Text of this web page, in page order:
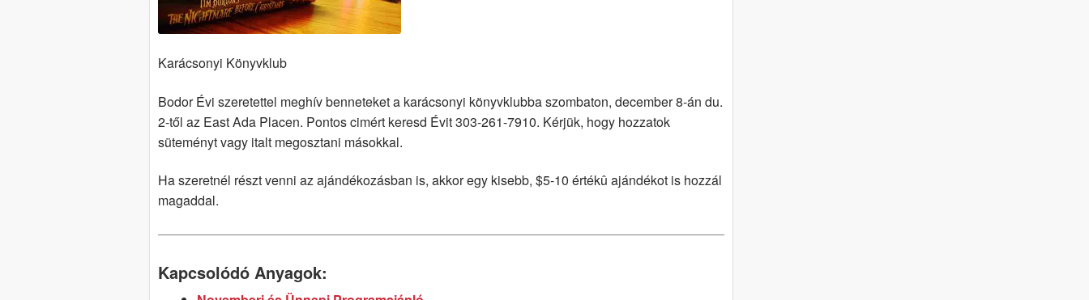
Karácsonyi Könyvklub
Bodor Évi szeretettel meghív benneteket a karácsonyi könyvklubba szombaton, december 8-án du.
2-től az East Ada Placen. Pontos cimért keresd Évit 303-261-7910. Kérjük, hogy hozzatok
süteményt vagy italt megosztani másokkal.
Ha szeretnél részt venni az ajándékozásban is, akkor egy kisebb, $5-10 értékû ajándékot is hozzál
magaddal.
Kapcsolódó Anyagok: